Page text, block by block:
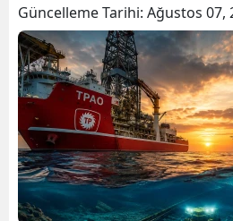
Güncelleme Tarihi: Ağustos 07,